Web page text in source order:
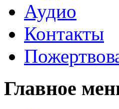
Аудио
Контакты
Главное